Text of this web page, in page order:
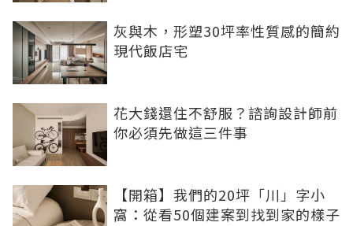
灰與木，形塑30坪率性質感的簡約
現代飯店宅
花大錢還住不舒服？諮詢設計師前
你必須先做這三件事
【開箱】我們的20坪「川」字小
窩：從看50個建案到找到家的樣子